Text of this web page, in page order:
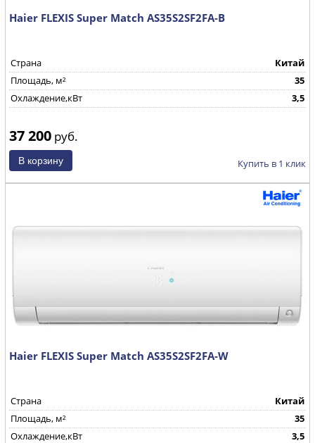
Haier FLEXIS Super Match AS35S2SF2FA-B
Страна
Китай
Площадь, м²
35
Охлаждение,кВт
3,5
37 200 руб.
Купить в 1 клик
Haier FLEXIS Super Match AS35S2SF2FA-W
Страна
Китай
Площадь, м²
35
Охлаждение,кВт
3,5